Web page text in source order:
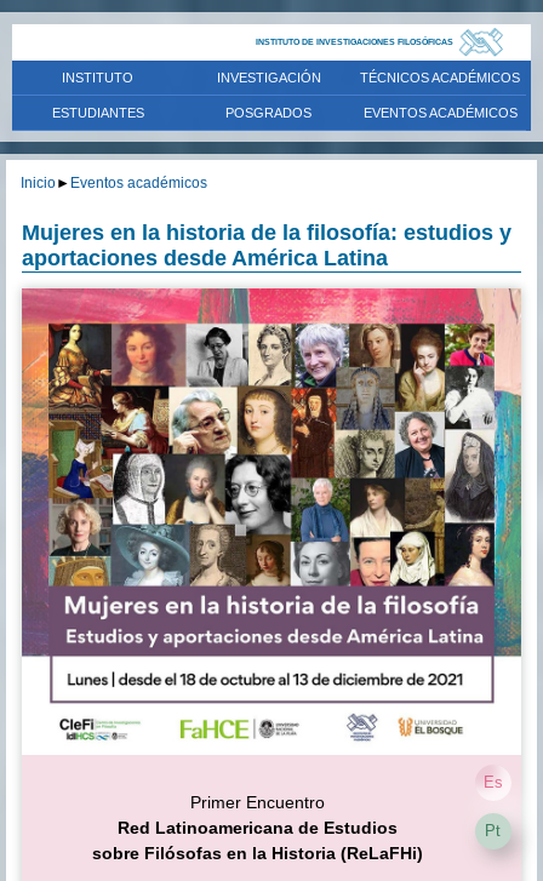
INSTITUTO DE INVESTIGACIONES FILOSÓFICAS
INSTITUTO INVESTIGACIÓN TÉCNICOS ACADÉMICOS
ESTUDIANTES POSGRADOS EVENTOS ACADÉMICOS
Inicio► Eventos académicos
Mujeres en la historia de la filosofía: estudios y
aportaciones desde América Latina
Es
Pt
Primer Encuentro
Red Latinoamericana de Estudios
sobre Filósofas en la Historia (ReLaFHi)